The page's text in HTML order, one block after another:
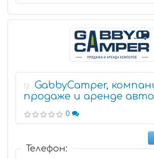
12
GabbyCamper,
продаже и аренде
0
Телефон: